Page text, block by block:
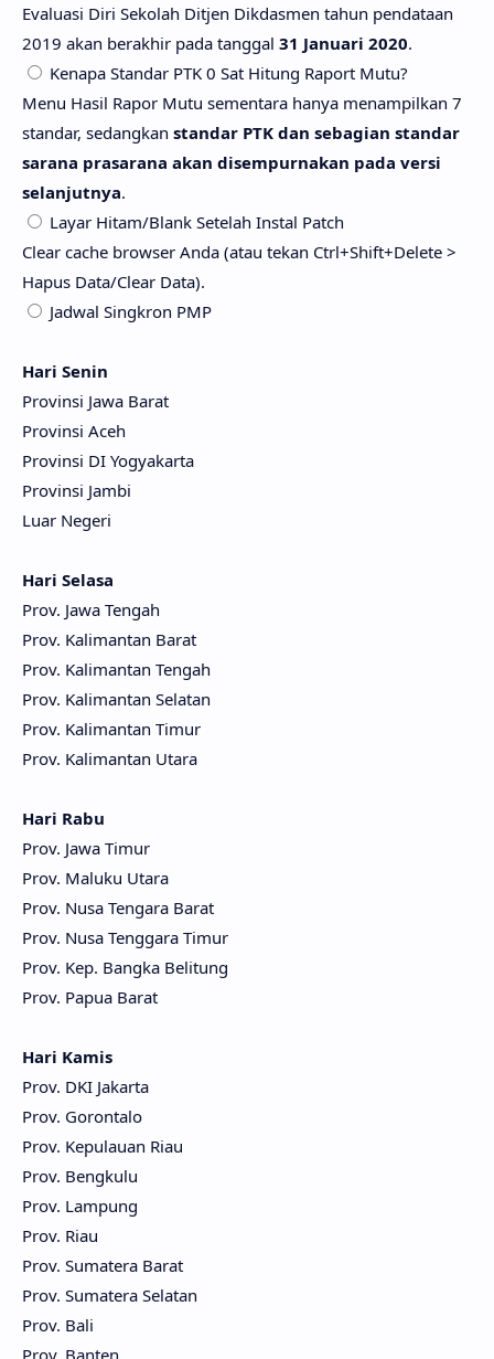
Evaluasi Diri Sekolah Ditjen Dikdasmen tahun pendataan
2019 akan berakhir pada tanggal 31 Januari 2020.
Kenapa Standar PTK 0 Sat Hitung Raport Mutu?
Menu Hasil Rapor Mutu sementara hanya menampilkan 7
standar, sedangkan standar PTK dan sebagian standar
sarana prasarana akan disempurnakan pada versi
selanjutnya.
Layar Hitam/Blank Setelah Instal Patch
Clear cache browser Anda (atau tekan Ctrl+Shift+Delete >
Hapus Data/Clear Data).
Jadwal Singkron PMP
Hari Senin
Provinsi Jawa Barat
Provinsi Aceh
Provinsi DI Yogyakarta
Provinsi Jambi
Luar Negeri
Hari Selasa
Prov. Jawa Tengah
Prov. Kalimantan Barat
Prov. Kalimantan Tengah
Prov. Kalimantan Selatan
Prov. Kalimantan Timur
Prov. Kalimantan Utara
Hari Rabu
Prov. Jawa Timur
Prov. Maluku Utara
Prov. Nusa Tengara Barat
Prov. Nusa Tenggara Timur
Prov. Kep. Bangka Belitung
Prov. Papua Barat
Hari Kamis
Prov. DKI Jakarta
Prov. Gorontalo
Prov. Kepulauan Riau
Prov. Bengkulu
Prov. Lampung
Prov. Riau
Prov. Sumatera Barat
Prov. Sumatera Selatan
Prov. Bali
Prov. Banten